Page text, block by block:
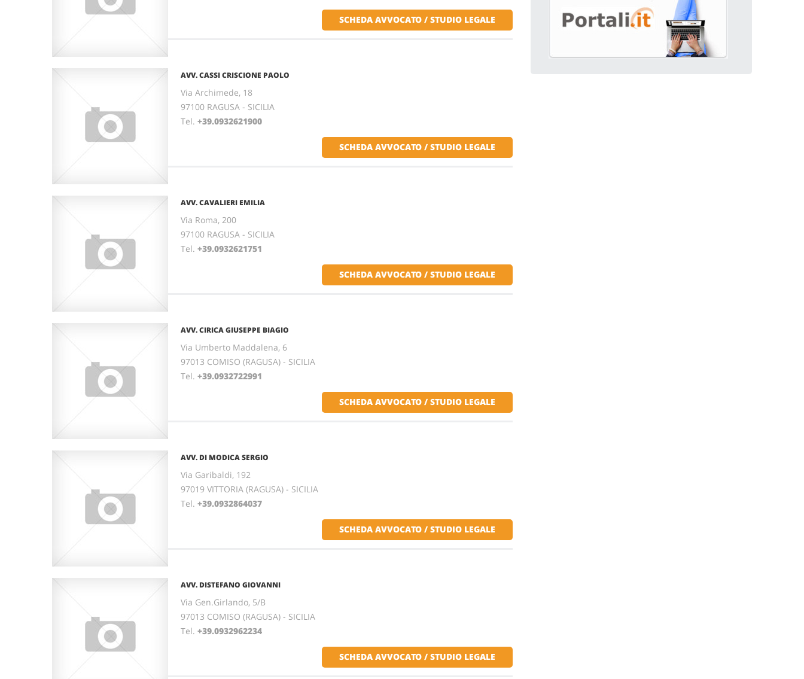
SCHEDA AVVOCATO / STUDIO LEGALE
AVV. CASSI CRISCIONE PAOLO
Via Archimede, 18
97100 RAGUSA - SICILIA
Tel. +39.0932621900
SCHEDA AVVOCATO / STUDIO LEGALE
AVV. CAVALIERI EMILIA
Via Roma, 200
97100 RAGUSA - SICILIA
Tel. +39.0932621751
SCHEDA AVVOCATO / STUDIO LEGALE
AVV. CIRICA GIUSEPPE BIAGIO
Via Umberto Maddalena, 6
97013 COMISO (RAGUSA) - SICILIA
Tel. +39.0932722991
SCHEDA AVVOCATO / STUDIO LEGALE
AVV. DI MODICA SERGIO
Via Garibaldi, 192
97019 VITTORIA (RAGUSA) - SICILIA
Tel. +39.0932864037
SCHEDA AVVOCATO / STUDIO LEGALE
AVV. DISTEFANO GIOVANNI
Via Gen.Girlando, 5/B
97013 COMISO (RAGUSA) - SICILIA
Tel. +39.0932962234
SCHEDA AVVOCATO / STUDIO LEGALE